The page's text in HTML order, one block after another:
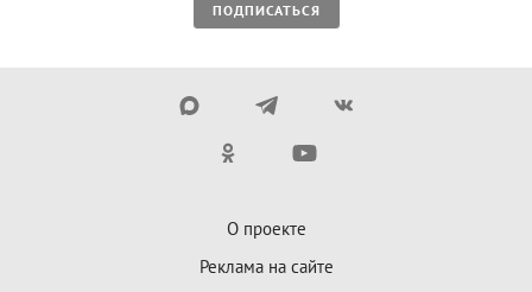
ПОДПИСАТЬСЯ
О проекте
Реклама на сайте